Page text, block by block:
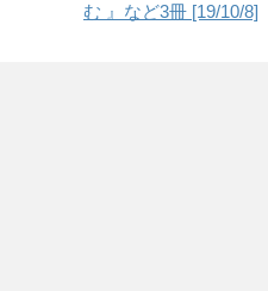
む 』など3冊 [19/10/8]